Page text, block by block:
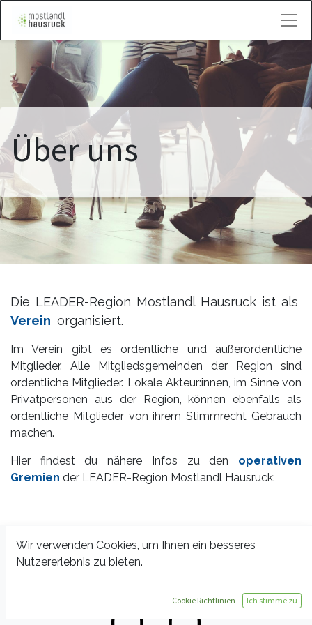
Über uns
Die LEADER-Region Mostlandl Hausruck ist als
Verein organisiert.
Im Verein gibt es ordentliche und außerordentliche
Mitglieder. Alle Mitgliedsgemeinden der Region sind
ordentliche Mitglieder. Lokale Akteur:innen, im Sinne von
Privatpersonen aus der Region, können ebenfalls als
ordentliche Mitglieder von ihrem Stimmrecht Gebrauch
machen.
Hier findest du nähere Infos zu den operativen
Gremien der LEADER-Region Mostlandl Hausruck:
Wir verwenden Cookies, um Ihnen ein besseres
Nutzererlebnis zu bieten.
Cookie Richtlinien Ich stimme zu